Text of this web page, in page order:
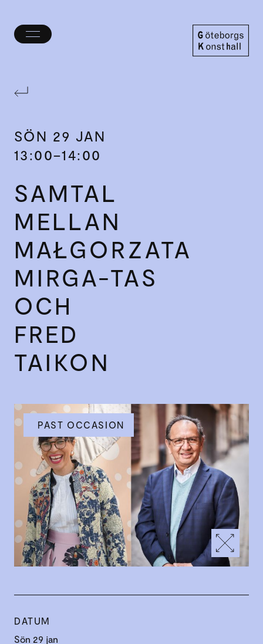
Öppna/stäng
SÖN 29 JAN
13:00–14:00
SAMTAL
MELLAN
MAŁGORZATA
MIRGA-TAS
OCH
FRED
TAIKON
DATUM
Sön 29 jan
PAST OCCASION